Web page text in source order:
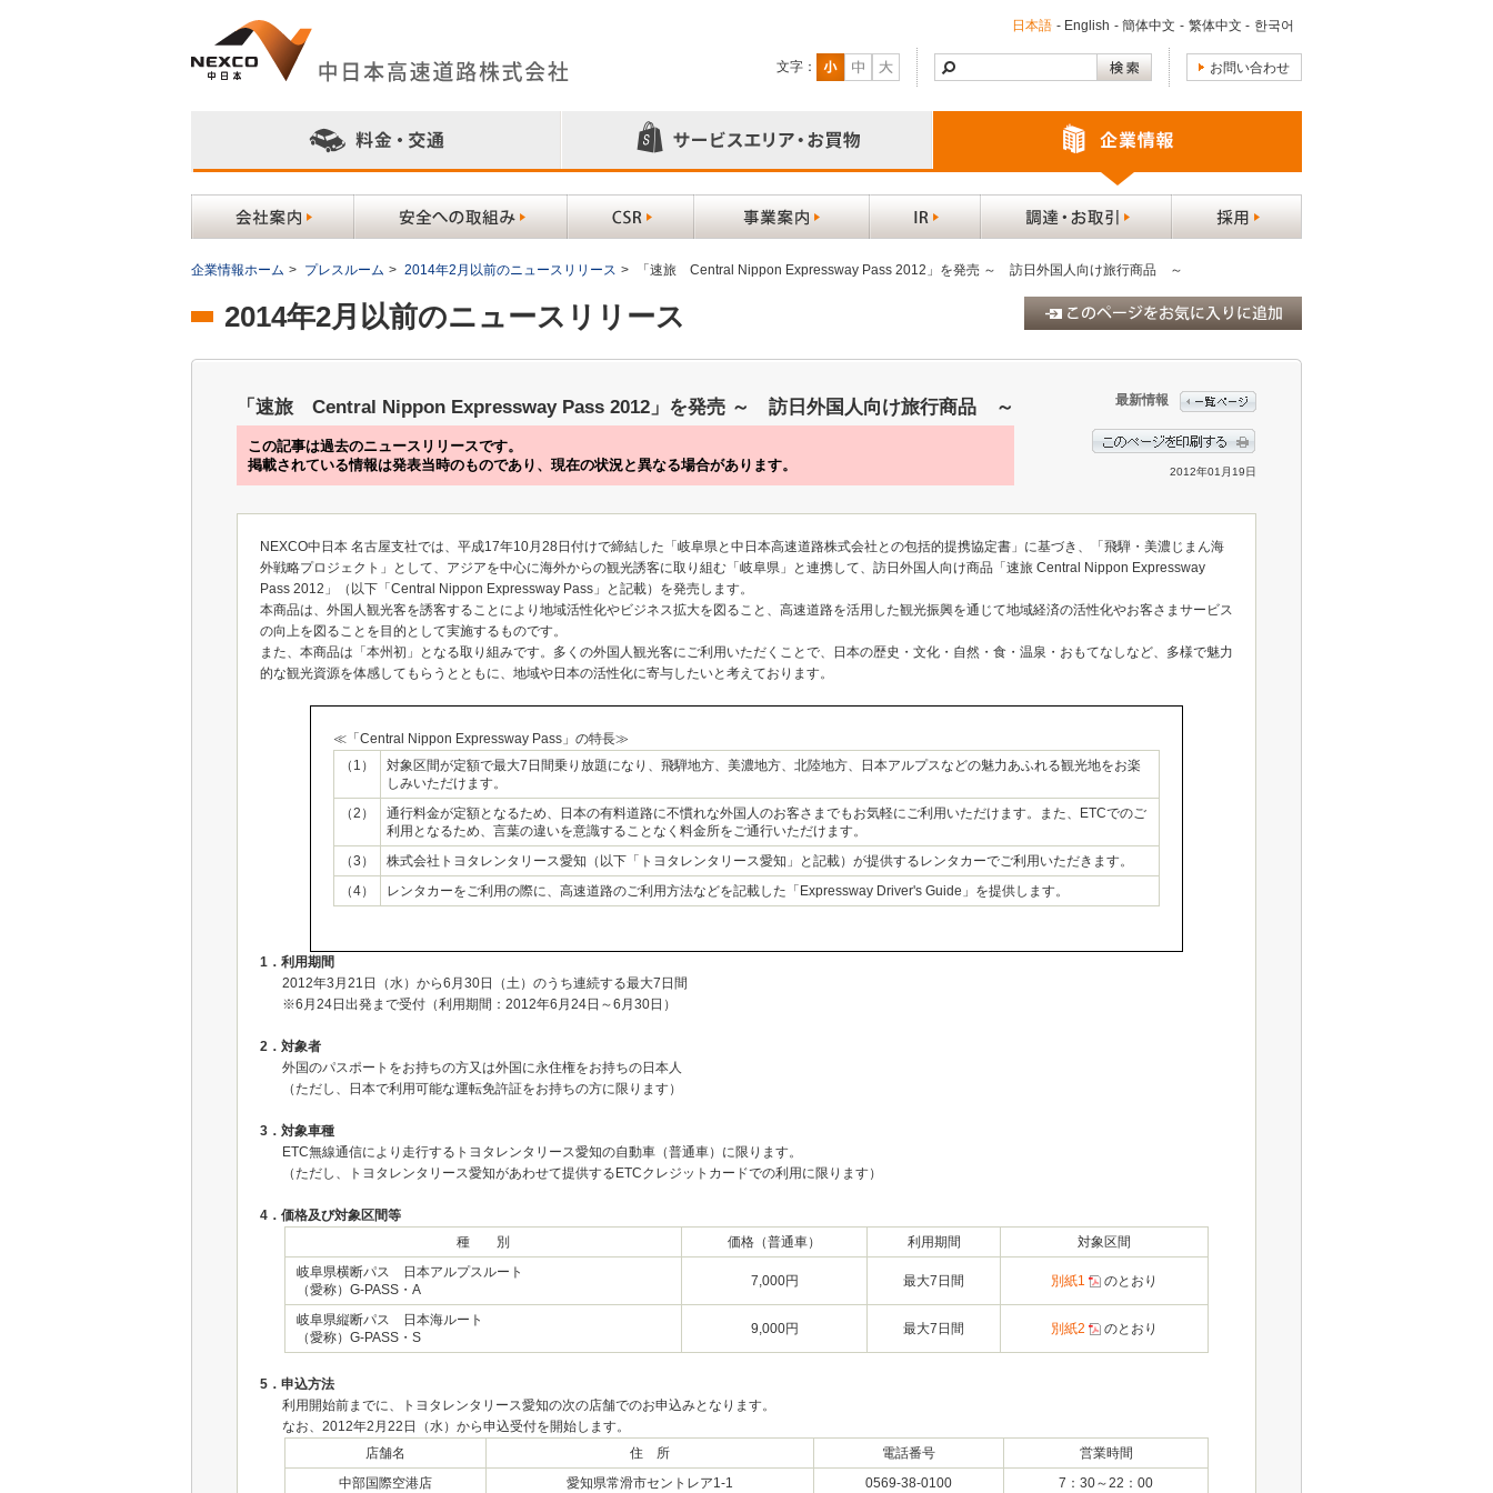
日本語 - English - 簡体中文 - 繁体中文 - 한국어
文字： お問い合わせ
企業情報ホーム > プレスルーム > 2014年2月以前のニュースリリース > 「速旅 Central Nippon Expressway Pass 2012」を発売 ～ 訪日外国人向け旅行商品 ～
2014年2月以前のニュースリリース
「速旅 Central Nippon Expressway Pass 2012」を発売 ～ 訪日外国人向け旅行商品 ～
この記事は過去のニュースリリースです。
掲載されている情報は発表当時のものであり、現在の状況と異なる場合があります。
最新情報
2012年01月19日
NEXCO中日本 名古屋支社では、平成17年10月28日付けで締結した「岐阜県と中日本高速道路株式会社との包括的提携協定書」に基づき、「飛騨・美濃じまん海
外戦略プロジェクト」として、アジアを中心に海外からの観光誘客に取り組む「岐阜県」と連携して、訪日外国人向け商品「速旅 Central Nippon Expressway
Pass 2012」（以下「Central Nippon Expressway Pass」と記載）を発売します。
本商品は、外国人観光客を誘客することにより地域活性化やビジネス拡大を図ること、高速道路を活用した観光振興を通じて地域経済の活性化やお客さまサービス
の向上を図ることを目的として実施するものです。
また、本商品は「本州初」となる取り組みです。多くの外国人観光客にご利用いただくことで、日本の歴史・文化・自然・食・温泉・おもてなしなど、多様で魅力
的な観光資源を体感してもらうとともに、地域や日本の活性化に寄与したいと考えております。
≪「Central Nippon Expressway Pass」の特長≫
（1）
対象区間が定額で最大7日間乗り放題になり、飛騨地方、美濃地方、北陸地方、日本アルプスなどの魅力あふれる観光地をお楽
しみいただけます。
（2）
通行料金が定額となるため、日本の有料道路に不慣れな外国人のお客さまでもお気軽にご利用いただけます。また、ETCでのご
利用となるため、言葉の違いを意識することなく料金所をご通行いただけます。
（3）
株式会社トヨタレンタリース愛知（以下「トヨタレンタリース愛知」と記載）が提供するレンタカーでご利用いただきます。
（4）
レンタカーをご利用の際に、高速道路のご利用方法などを記載した「Expressway Driver's Guide」を提供します。
1．利用期間
2012年3月21日（水）から6月30日（土）のうち連続する最大7日間
※6月24日出発まで受付（利用期間：2012年6月24日～6月30日）
2．対象者
外国のパスポートをお持ちの方又は外国に永住権をお持ちの日本人
（ただし、日本で利用可能な運転免許証をお持ちの方に限ります）
3．対象車種
ETC無線通信により走行するトヨタレンタリース愛知の自動車（普通車）に限ります。
（ただし、トヨタレンタリース愛知があわせて提供するETCクレジットカードでの利用に限ります）
4．価格及び対象区間等
種 別
価格（普通車） 利用期間
対象区間
岐阜県横断パス 日本アルプスルート
（愛称）G-PASS・A
7,000円 最大7日間 別紙1 のとおり
岐阜県縦断パス 日本海ルート
（愛称）G-PASS・S
9,000円 最大7日間 別紙2 のとおり
5．申込方法
利用開始前までに、トヨタレンタリース愛知の次の店舗でのお申込みとなります。
なお、2012年2月22日（水）から申込受付を開始します。
店舗名
住 所 電話番号
営業時間
中部国際空港店
愛知県常滑市セントレア1-1 0569-38-0100 7：30～22：00